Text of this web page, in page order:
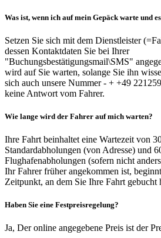
Was ist, wenn ich auf mein Gepäck warte und
Setzen Sie sich mit dem Dienstleister
dessen Kontaktdaten Sie bei Ihrer
"Buchungsbestätigungsmail\SMS"
wird auf Sie warten, solange Sie ihn
sich auch unsere Nummer - + +49
keine Antwort vom Fahrer.
Wie lange wird der Fahrer auf mich warten?
Ihre Fahrt beinhaltet eine Wartezeit von
Standardabholungen (von Adresse) und
Flughafenabholungen (sofern nicht
Ihr Fahrer früher angekommen ist,
Zeitpunkt, an dem Sie Ihre Fahrt gebucht
Haben Sie eine Festpreisregelung?
Ja, Der online angegebene Preis ist der